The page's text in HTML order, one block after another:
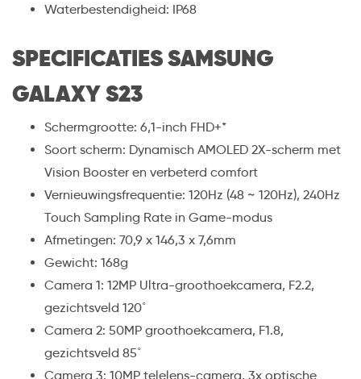
Waterbestendigheid: IP68
SPECIFICATIES SAMSUNG
GALAXY S23
Schermgrootte: 6,1-inch FHD+*
Soort scherm: Dynamisch AMOLED 2X-scherm met
Vision Booster en verbeterd comfort
Vernieuwingsfrequentie: 120Hz (48 ~ 120Hz), 240Hz
Touch Sampling Rate in Game-modus
Afmetingen: 70,9 x 146,3 x 7,6mm
Gewicht: 168g
Camera 1: 12MP Ultra-groothoekcamera, F2.2,
gezichtsveld 120˚
Camera 2: 50MP groothoekcamera, F1.8,
gezichtsveld 85˚
Camera 3: 10MP telelens-camera, 3x optische